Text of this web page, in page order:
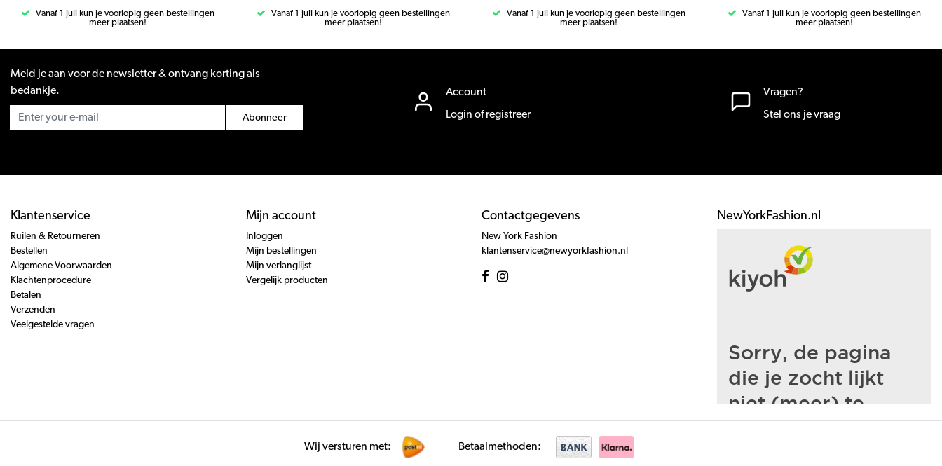
Vanaf 1 juli kun je voorlopig geen bestellingen
meer plaatsen!
Vanaf 1 juli kun je voorlopig geen bestellingen
meer plaatsen!
Vanaf 1 juli kun je voorlopig geen bestellingen
meer plaatsen!
Vanaf 1 juli kun je voorlopig geen bestellingen
meer plaatsen!
Meld je aan voor de newsletter & ontvang korting als
bedankje.
Abonneer
Account
Login of registreer
Vragen?
Stel ons je vraag
Klantenservice
Ruilen & Retourneren
Bestellen
Algemene Voorwaarden
Klachtenprocedure
Betalen
Verzenden
Veelgestelde vragen
Mijn account
Inloggen
Mijn bestellingen
Mijn verlanglijst
Vergelijk producten
Contactgegevens
New York Fashion
klantenservice@newyorkfashion.nl
NewYorkFashion.nl
Wij versturen met: Betaalmethoden: